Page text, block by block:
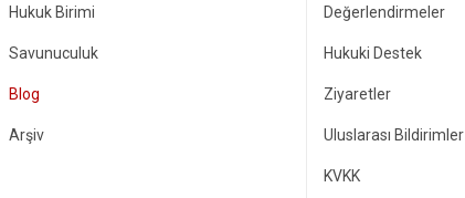
Hukuk Birimi
Savunuculuk
Blog
Arşiv
Değerlendirmeler
Hukuki Destek
Ziyaretler
Uluslarası Bildirimler
KVKK